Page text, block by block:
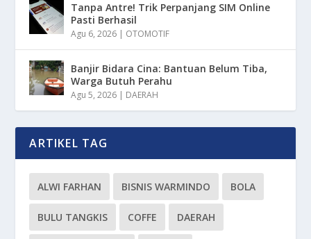
Tanpa Antre! Trik Perpanjang SIM Online
Pasti Berhasil
Agu 6, 2026 | OTOMOTIF
Banjir Bidara Cina: Bantuan Belum Tiba,
Warga Butuh Perahu
Agu 5, 2026 | DAERAH
ARTIKEL TAG
ALWI FARHAN BISNIS WARMINDO BOLA
BULU TANGKIS COFFE DAERAH